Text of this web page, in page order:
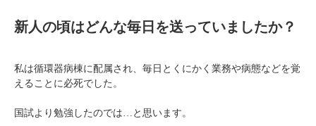
新人の頃はどんな毎日を送っていましたか？
私は循環器病棟に配属され、毎日とくにかく業務や病態などを覚
えることに必死でした。
国試より勉強したのでは…と思います。